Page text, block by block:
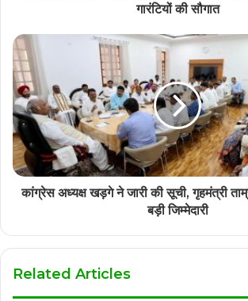
गारंटियों की सौगात
कांग्रेस अध्यक्ष खड़गे ने जारी की सूची, गृहमंत्री
बड़ी जिम्मेदारी
Related Articles